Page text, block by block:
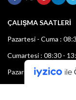
ÇALIŞMA SAATLERİ
Pazartesi - Cuma :
Cumartesi : 08:30 -
Pazar: Kapalı